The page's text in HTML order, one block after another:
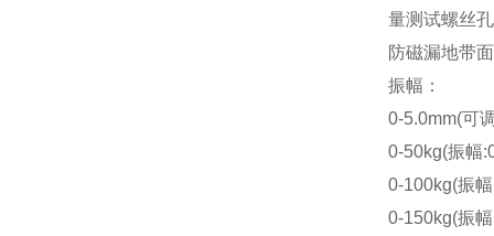
量测试螺丝
防磁漏地带
振幅：
0-5.0mm(可
0-50kg(振幅
0-100kg(振
0-150kg(振